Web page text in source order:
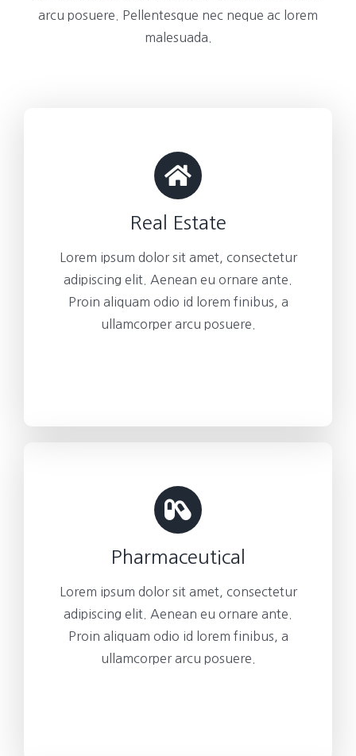
arcu posuere. Pellentesque nec neque ac lorem
malesuada.
Real Estate
Lorem ipsum dolor sit amet, consectetur
adipiscing elit. Aenean eu ornare ante.
Proin aliquam odio id lorem finibus, a
ullamcorper arcu posuere.
Pharmaceutical
Lorem ipsum dolor sit amet, consectetur
adipiscing elit. Aenean eu ornare ante.
Proin aliquam odio id lorem finibus, a
ullamcorper arcu posuere.